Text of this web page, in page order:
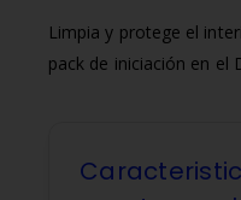
Limpia y protege el
pack de iniciación en el